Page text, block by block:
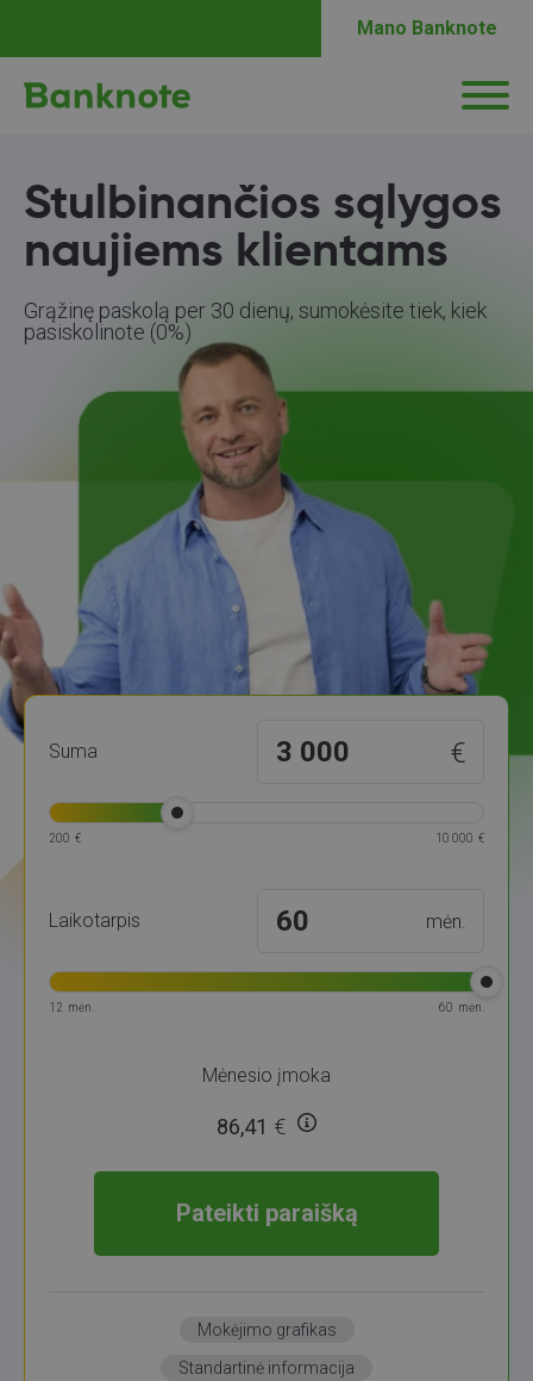
Mano Banknote
Stulbinančios sąlygos
naujiems klientams
Grąžinę paskolą per 30 dienų, sumokėsite tiek, kiek
pasiskolinote (0%)
200 € 10 000 €
Suma 3 000 €
12 mėn. 60 mėn.
Laikotarpis 60 mėn.
Mėnesio įmoka
86,41 €
Pateikti paraišką
Mokėjimo grafikas
Standartinė informacija